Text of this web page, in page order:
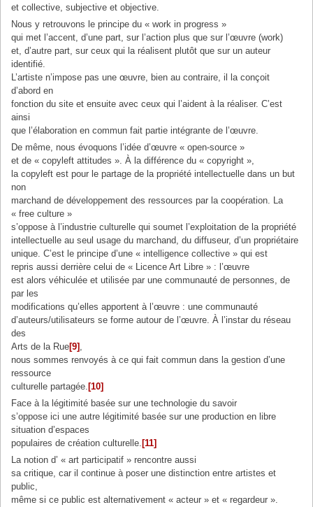
et collective, subjective et objective.
Nous y retrouvons le principe du « work in progress »
qui met l’accent, d’une part, sur l’action plus que sur l’œuvre (work)
et, d’autre part, sur ceux qui la réalisent plutôt que sur un auteur
identifié.
L’artiste n’impose pas une œuvre, bien au contraire, il la conçoit
d’abord en
fonction du site et ensuite avec ceux qui l’aident à la réaliser. C’est
ainsi
que l’élaboration en commun fait partie intégrante de l’œuvre.
De même, nous évoquons l’idée d’œuvre « open-source »
et de « copyleft attitudes ». À la différence du « copyright »,
la copyleft est pour le partage de la propriété intellectuelle dans un but
non
marchand de développement des ressources par la coopération. La
« free culture »
s’oppose à l’industrie culturelle qui soumet l’exploitation de la propriété
intellectuelle au seul usage du marchand, du diffuseur, d’un propriétaire
unique. C’est le principe d’une « intelligence collective » qui est
repris aussi derrière celui de « Licence Art Libre » : l’œuvre
est alors véhiculée et utilisée par une communauté de personnes, de
par les
modifications qu’elles apportent à l’œuvre : une communauté
d’auteurs/utilisateurs se forme autour de l’œuvre. À l’instar du réseau
des
Arts de la Rue[9]
nous sommes renvoyés à ce qui fait commun dans la gestion d’une
ressource
culturelle partagée. [10]
Face à la légitimité basée sur une technologie du savoir
s’oppose ici une autre légitimité basée sur une production en libre
situation d’espaces
populaires de création culturelle. [11]
La notion d’ « art participatif » rencontre aussi
sa critique, car il continue à poser une distinction entre artistes et
public,
même si ce public est alternativement « acteur » et « regardeur ».